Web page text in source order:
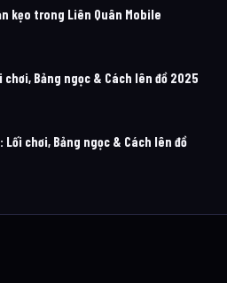
kẹo trong Liên Quân Mobile
chơi, Bảng ngọc & Cách lên đồ 2025
Lối chơi, Bảng ngọc & Cách lên đồ